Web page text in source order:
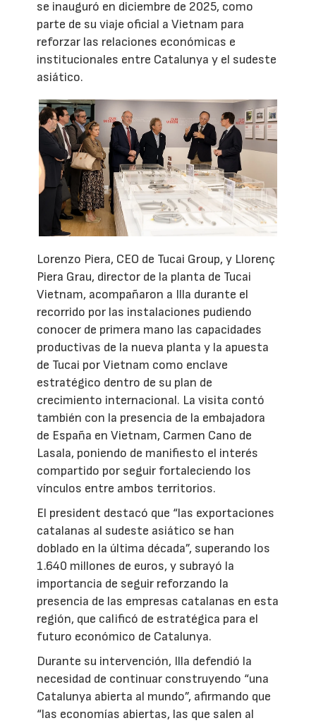
se inauguró en diciembre de 2025, como
parte de su viaje oficial a Vietnam para
reforzar las relaciones económicas e
institucionales entre Catalunya y el sudeste
asiático.
Lorenzo Piera, CEO de Tucai Group, y Llorenç
Piera Grau, director de la planta de Tucai
Vietnam, acompañaron a Illa durante el
recorrido por las instalaciones pudiendo
conocer de primera mano las capacidades
productivas de la nueva planta y la apuesta
de Tucai por Vietnam como enclave
estratégico dentro de su plan de
crecimiento internacional. La visita contó
también con la presencia de la embajadora
de España en Vietnam, Carmen Cano de
Lasala, poniendo de manifiesto el interés
compartido por seguir fortaleciendo los
vínculos entre ambos territorios.
El president destacó que “las exportaciones
catalanas al sudeste asiático se han
doblado en la última década”, superando los
1.640 millones de euros, y subrayó la
importancia de seguir reforzando la
presencia de las empresas catalanas en esta
región, que calificó de estratégica para el
futuro económico de Catalunya.
Durante su intervención, Illa defendió la
necesidad de continuar construyendo “una
Catalunya abierta al mundo”, afirmando que
“las economías abiertas, las que salen al